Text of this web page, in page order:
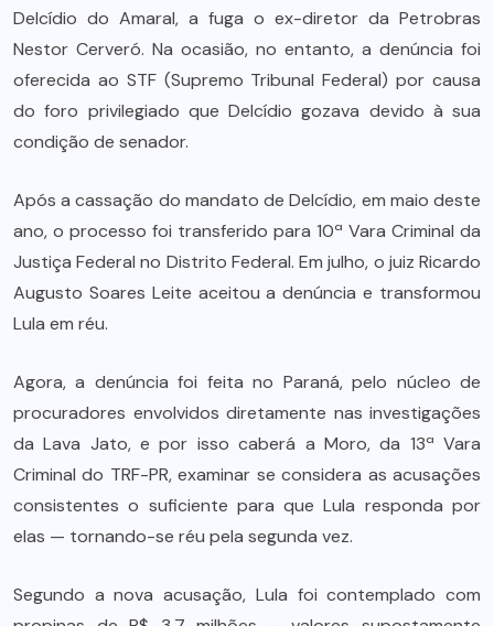
Delcídio do Amaral, a fuga o ex-diretor da Petrobras
Nestor Cerveró. Na ocasião, no entanto, a denúncia foi
oferecida ao STF (Supremo Tribunal Federal) por causa
do foro privilegiado que Delcídio gozava devido à sua
condição de senador.
Após a cassação do mandato de Delcídio, em maio deste
ano, o processo foi transferido para 10ª Vara Criminal da
Justiça Federal no Distrito Federal. Em julho, o juiz Ricardo
Augusto Soares Leite aceitou a denúncia e transformou
Lula em réu.
Agora, a denúncia foi feita no Paraná, pelo núcleo de
procuradores envolvidos diretamente nas investigações
da Lava Jato, e por isso caberá a Moro, da 13ª Vara
Criminal do TRF-PR, examinar se considera as acusações
consistentes o suficiente para que Lula responda por
elas — tornando-se réu pela segunda vez.
Segundo a nova acusação, Lula foi contemplado com